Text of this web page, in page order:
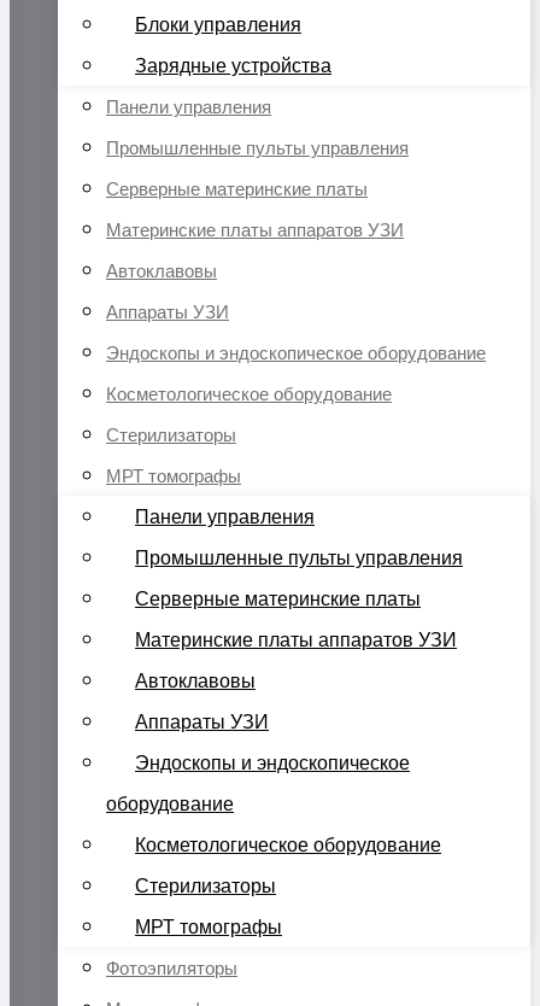
Блоки управления
Зарядные устройства
Панели управления
Промышленные пульты управления
Серверные материнские платы
Материнские платы аппаратов УЗИ
Автоклавовы
Аппараты УЗИ
Эндоскопы и эндоскопическое оборудование
Косметологическое оборудование
Стерилизаторы
МРТ томографы
Панели управления
Промышленные пульты управления
Серверные материнские платы
Материнские платы аппаратов УЗИ
Автоклавовы
Аппараты УЗИ
Эндоскопы и эндоскопическое
оборудование
Косметологическое оборудование
Стерилизаторы
МРТ томографы
Фотоэпиляторы